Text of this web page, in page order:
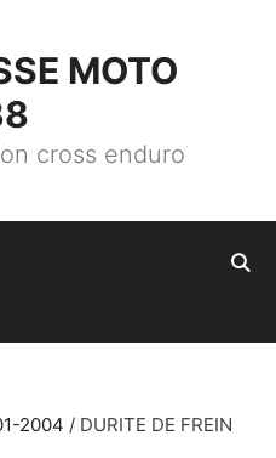
MOTO
cross enduro
2004 / DURITE DE FREIN